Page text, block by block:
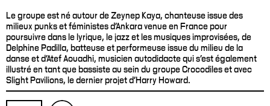
Le groupe est né autour de Zeynep Kaya, chanteuse issue des
milieux punks et féministes d’Ankara venue en France pour
poursuivre dans le lyrique, le jazz et les musiques improvisées, de
Delphine Padilla, batteuse et performeuse issue du milieu de la
danse et d'Atef Aouadhi, musicien autodidacte qui s’est également
illustré en tant que bassiste au sein du groupe Crocodiles et avec
Slight Pavilions, le dernier projet d'Harry Howard.